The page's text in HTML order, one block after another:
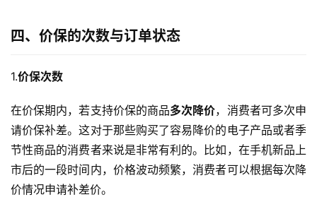
四、价保的次数与订单状态
1.价保次数
在价保期内，若支持价保的商品多次降价，消费者可多次申
请价保补差。这对于那些购买了容易降价的电子产品或者季
节性商品的消费者来说是非常有利的。比如，在手机新品上
市后的一段时间内，价格波动频繁，消费者可以根据每次降
价情况申请补差价。